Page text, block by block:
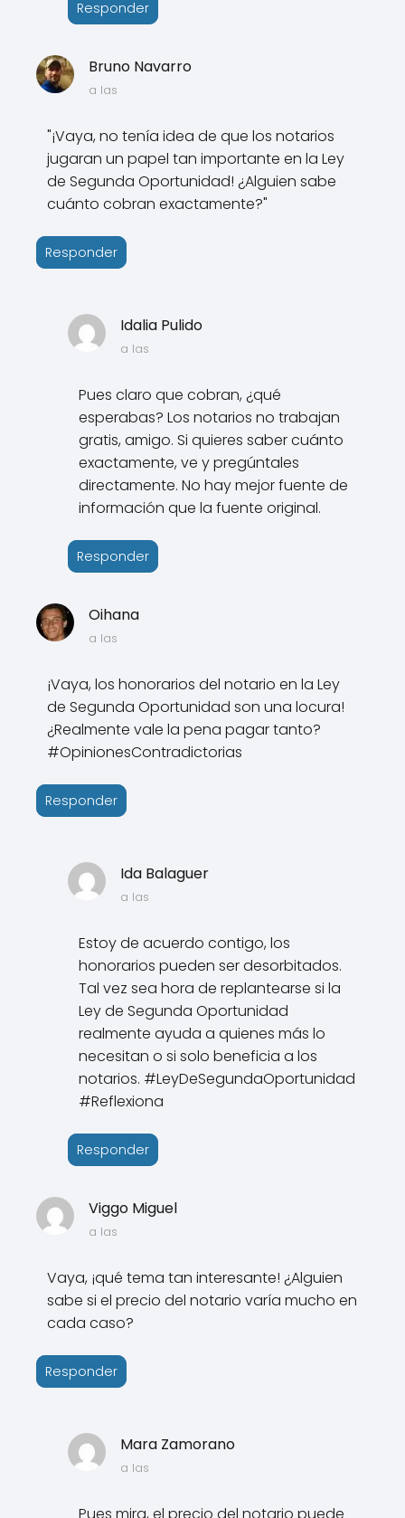
Responder
Bruno Navarro
a las
"¡Vaya, no tenía idea de que los notarios
jugaran un papel tan importante en la Ley
de Segunda Oportunidad! ¿Alguien sabe
cuánto cobran exactamente?"
Responder
Idalia Pulido
a las
Pues claro que cobran, ¿qué
esperabas? Los notarios no trabajan
gratis, amigo. Si quieres saber cuánto
exactamente, ve y pregúntales
directamente. No hay mejor fuente de
información que la fuente original.
Responder
Oihana
a las
¡Vaya, los honorarios del notario en la Ley
de Segunda Oportunidad son una locura!
¿Realmente vale la pena pagar tanto?
#OpinionesContradictorias
Responder
Ida Balaguer
a las
Estoy de acuerdo contigo, los
honorarios pueden ser desorbitados.
Tal vez sea hora de replantearse si la
Ley de Segunda Oportunidad
realmente ayuda a quienes más lo
necesitan o si solo beneficia a los
notarios. #LeyDeSegundaOportunidad
#Reflexiona
Responder
Viggo Miguel
a las
Vaya, ¡qué tema tan interesante! ¿Alguien
sabe si el precio del notario varía mucho en
cada caso?
Responder
Mara Zamorano
a las
Pues mira, el precio del notario puede